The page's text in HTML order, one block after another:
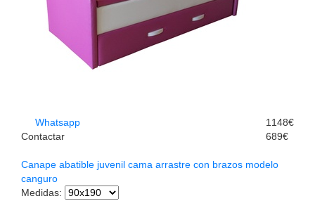
Whatsapp
Contactar
1148€
689€
Canape abatible juvenil cama arrastre con brazos modelo
canguro
Medidas: